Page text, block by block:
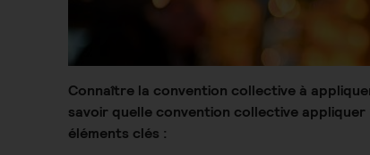
Connaître la convention collective à
savoir quelle convention collective appliquer
éléments clés :